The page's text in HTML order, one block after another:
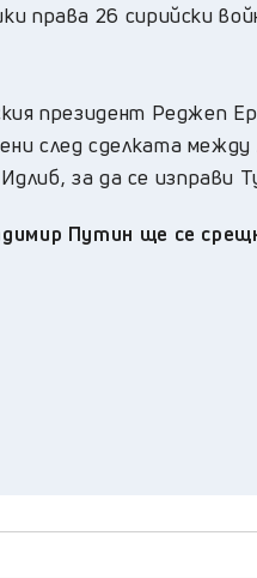
права 26 сирийски
президент Реджеп
след сделката
за да се изправи
Путин ще се